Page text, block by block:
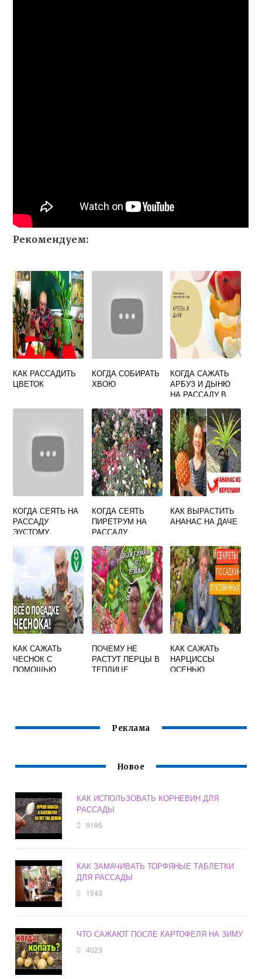
Рекомендуем:
КАК РАССАДИТЬ
ЦВЕТОК
КОГДА СОБИРАТЬ
ХВОЮ
КОГДА САЖАТЬ
АРБУЗ И ДЫНЮ
НА РАССАДУ В
КОГДА СЕЯТЬ НА
РАССАДУ
ЭУСТОМУ
КОГДА СЕЯТЬ
ПИРЕТРУМ НА
РАССАДУ
КАК ВЫРАСТИТЬ
АНАНАС НА ДАЧЕ
КАК САЖАТЬ
ЧЕСНОК С
ПОМОЩЬЮ
ПОЧЕМУ НЕ
РАСТУТ ПЕРЦЫ В
ТЕПЛИЦЕ
КАК САЖАТЬ
НАРЦИССЫ
ОСЕНЬЮ
Реклама
Новое
КАК ИСПОЛЬЗОВАТЬ КОРНЕВИН ДЛЯ
РАССАДЫ
9195
КАК ЗАМАЧИВАТЬ ТОРФЯНЫЕ ТАБЛЕТКИ
ДЛЯ РАССАДЫ
1543
ЧТО САЖАЮТ ПОСЛЕ КАРТОФЕЛЯ НА ЗИМУ
4023